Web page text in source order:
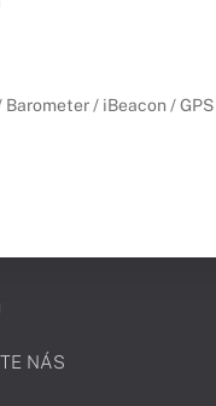
/ iBeacon / GPS
NÁS